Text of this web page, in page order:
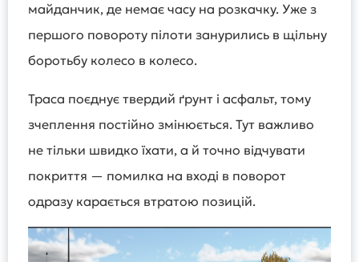
майданчик, де немає часу на розкачку. Уже з
першого повороту пілоти занурились в щільну
боротьбу колесо в колесо.
Траса поєднує твердий ґрунт і асфальт, тому
зчеплення постійно змінюється. Тут важливо
не тільки швидко їхати, а й точно відчувати
покриття — помилка на вході в поворот
одразу карається втратою позицій.